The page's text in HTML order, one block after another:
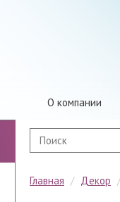
О компании
Главная / Декор